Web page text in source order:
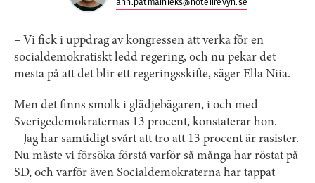
– Vi fick i uppdrag av kongressen att verka för en
socialdemokratiskt ledd regering, och nu pekar det
mesta på att det blir ett regeringsskifte, säger Ella Niia.
Men det finns smolk i glädjebägaren, i och med
Sverigedemokraternas 13 procent, konstaterar hon.
– Jag har samtidigt svårt att tro att 13 procent är rasister.
Nu måste vi försöka förstå varför så många har röstat på
SD, och varför även Socialdemokraterna har tappat